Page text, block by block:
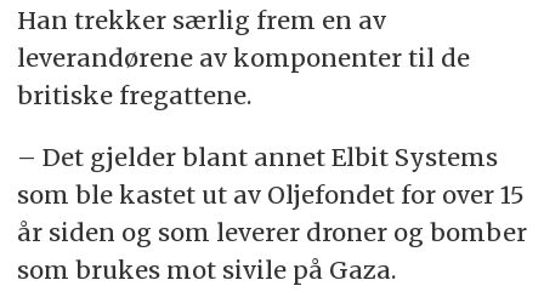
Han trekker særlig frem en av
leverandørene av komponenter til de
britiske fregattene.
– Det gjelder blant annet Elbit Systems
som ble kastet ut av Oljefondet for over 15
år siden og som leverer droner og bomber
som brukes mot sivile på Gaza.